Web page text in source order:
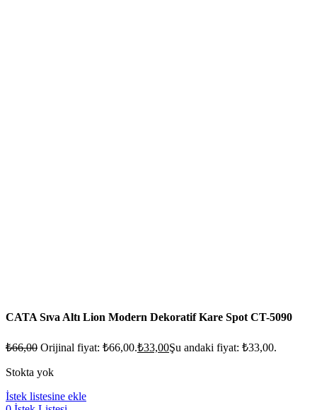
CATA Sıva Altı Lion Modern Dekoratif Kare Spot CT-5090
₺66,00 Orijinal fiyat: ₺66,00.₺33,00Şu andaki fiyat: ₺33,00.
Stokta yok
İstek listesine ekle